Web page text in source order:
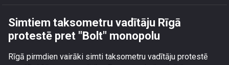
Simtiem taksometru vadītāju Rīgā
protestē pret "Bolt" monopolu
Rīgā pirmdien vairāki simti taksometru vadītāju protestē